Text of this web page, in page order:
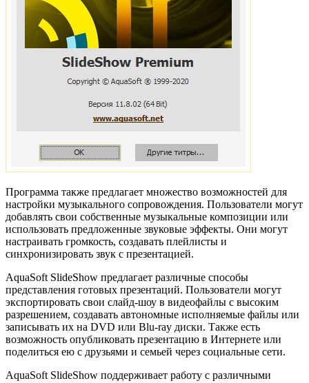
Программа также предлагает множество возможностей для
настройки музыкального сопровождения. Пользователи могут
добавлять свои собственные музыкальные композиции или
использовать предложенные звуковые эффекты. Они могут
настраивать громкость, создавать плейлисты и
синхронизировать звук с презентацией.
AquaSoft SlideShow предлагает различные способы
представления готовых презентаций. Пользователи могут
экспортировать свои слайд-шоу в видеофайлы с высоким
разрешением, создавать автономные исполняемые файлы или
записывать их на DVD или Blu-ray диски. Также есть
возможность опубликовать презентацию в Интернете или
поделиться ею с друзьями и семьей через социальные сети.
AquaSoft SlideShow поддерживает работу с различными